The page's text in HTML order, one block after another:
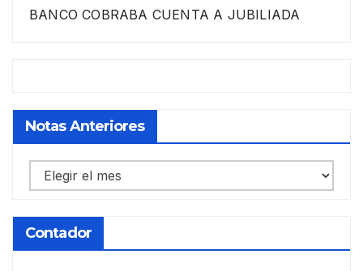
BANCO COBRABA CUENTA A JUBILIADA
Notas Anteriores
Notas
anteriores
Contador